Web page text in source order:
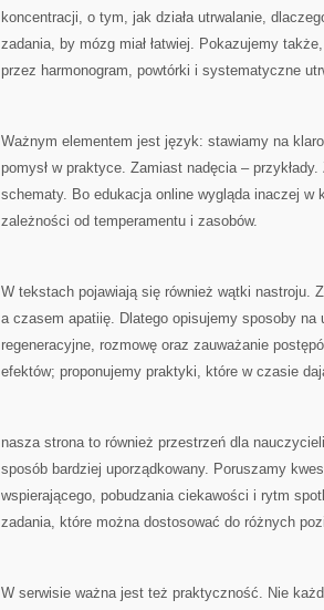
koncentracji, o tym, jak działa utrwalanie,
zadania, by mózg miał łatwiej. Pokazujemy
przez harmonogram, powtórki i systematyczne
Ważnym elementem jest język: stawiamy na
pomysł w praktyce. Zamiast nadęcia –
schematy. Bo edukacja online wygląda inaczej w
zależności od temperamentu i zasobów.
W tekstach pojawiają się również wątki nastroju.
a czasem apatiię. Dlatego opisujemy sposoby na
regeneracyjne, rozmowę oraz zauważanie
efektów; proponujemy praktyki, które w czasie
nasza strona to również przestrzeń dla
sposób bardziej uporządkowany. Poruszamy
wspierającego, pobudzania ciekawości i rytm
zadania, które można dostosować do różnych
W serwisie ważna jest też praktyczność. Nie